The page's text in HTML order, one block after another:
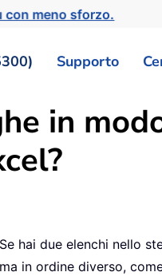
con meno sforzo.
Supporto
in
Se hai due elenchi nello
ma in ordine diverso,